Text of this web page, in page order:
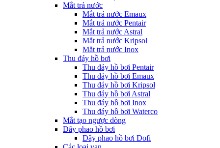
Mắt trả nước
Mắt trả nước Emaux
Mắt trả nước Pentair
Mắt trả nước Astral
Mắt trả nước Kripsol
Mắt trả nước Inox
Thu đáy hồ bơi
Thu đáy hồ bơi Pentair
Thu đáy hồ bơi Emaux
Thu đáy hồ bơi Kripsol
Thu đáy hồ bơi Astral
Thu đáy hồ bơi Inox
Thu đáy hồ bơi Waterco
Mắt tạo ngược dòng
Dây phao hồ bơi
Dây phao hồ bơi Dofi